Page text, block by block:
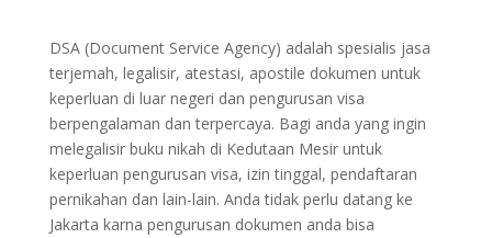
DSA (Document Service Agency) adalah spesialis jasa
terjemah, legalisir, atestasi, apostile dokumen untuk
keperluan di luar negeri dan pengurusan visa
berpengalaman dan terpercaya. Bagi anda yang ingin
melegalisir buku nikah di Kedutaan Mesir untuk
keperluan pengurusan visa, izin tinggal, pendaftaran
pernikahan dan lain-lain. Anda tidak perlu datang ke
Jakarta karna pengurusan dokumen anda bisa